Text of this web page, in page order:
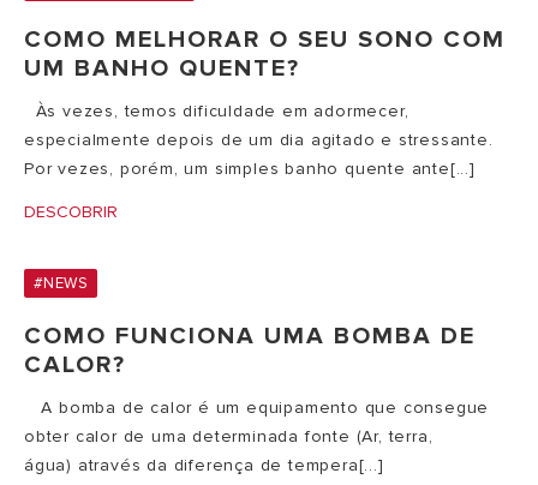
COMO MELHORAR O SEU SONO COM
UM BANHO QUENTE?
Às vezes, temos dificuldade em adormecer,
especialmente depois de um dia agitado e stressante.
Por vezes, porém, um simples banho quente ante[...]
DESCOBRIR
#NEWS
COMO FUNCIONA UMA BOMBA DE
CALOR?
​ A bomba de calor é um equipamento que consegue
obter calor de uma determinada fonte (Ar, terra,
água) através da diferença de tempera[...]